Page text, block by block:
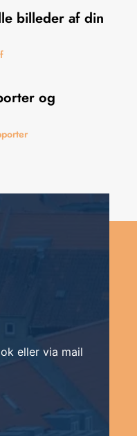
billeder af din
og
eller via mail